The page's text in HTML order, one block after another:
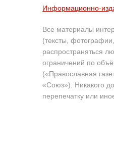
Информационно-
Все материалы
(тексты,
распространяться
ограничений по
(«Православная
«Союз»). Никакого
перепечатку или